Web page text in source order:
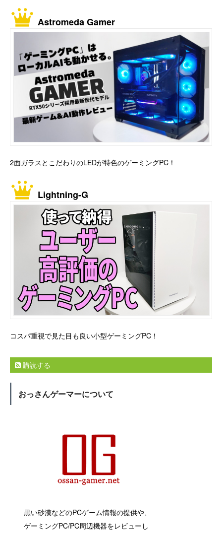
Astromeda Gamer
2面ガラスとこだわりのLEDが特色のゲーミングPC！
Lightning-G
コスパ重視で見た目も良い小型ゲーミングPC！
購読する
おっさんゲーマーについて
黒い砂漠などのPCゲーム情報の提供や、
ゲーミングPC/PC周辺機器をレビューし